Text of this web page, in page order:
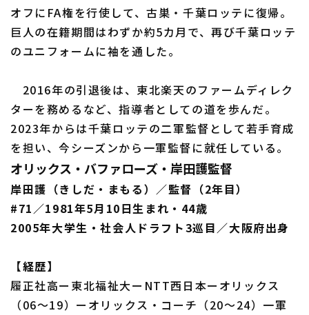
オフにFA権を行使して、古巣・千葉ロッテに復帰。
巨人の在籍期間はわずか約5カ月で、再び千葉ロッテ
のユニフォームに袖を通した。
2016年の引退後は、東北楽天のファームディレク
ターを務めるなど、指導者としての道を歩んだ。
2023年からは千葉ロッテの二軍監督として若手育成
を担い、今シーズンから一軍監督に就任している。
オリックス・バファローズ・岸田護監督
岸田護（きしだ・まもる）／監督（2年目）
#71／1981年5月10日生まれ・44歳
2005年大学生・社会人ドラフト3巡目／大阪府出身
【経歴】
履正社高ー東北福祉大ーNTT西日本ーオリックス
（06～19）ーオリックス・コーチ（20～24）一軍